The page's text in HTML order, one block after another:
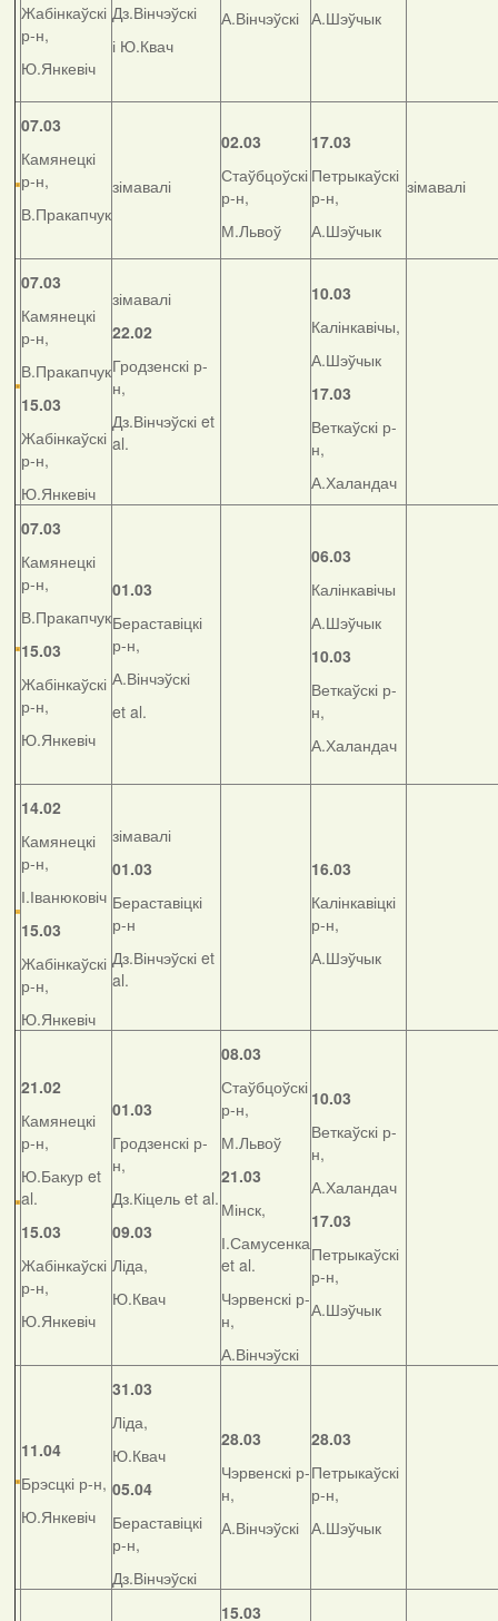
Жабінкаўскі
р-н,
Ю.Янкевіч
Дз.Вінчэўскі
і Ю.Квач
А.Вінчэўскі А.Шэўчык
07.03
Камянецкі
р-н,
В.Пракапчук
зімавалі
02.03
Стаўбцоўскі
р-н,
М.Львоў
17.03
Петрыкаўскі
р-н,
А.Шэўчык
зімавалі
07.03
Камянецкі
р-н,
В.Пракапчук
15.03
Жабінкаўскі
р-н,
Ю.Янкевіч
зімавалі
22.02
Гродзенскі р-
н,
Дз.Вінчэўскі et
al.
10.03
Калінкавічы,
А.Шэўчык
17.03
Веткаўскі р-
н,
А.Халандач
07.03
Камянецкі
р-н,
В.Пракапчук
15.03
Жабінкаўскі
р-н,
Ю.Янкевіч
01.03
Бераставіцкі
р-н,
А.Вінчэўскі
et al.
06.03
Калінкавічы
А.Шэўчык
10.03
Веткаўскі р-
н,
А.Халандач
14.02
Камянецкі
р-н,
І.Іванюковіч
15.03
Жабінкаўскі
р-н,
Ю.Янкевіч
зімавалі
01.03
Бераставіцкі
р-н
Дз.Вінчэўскі et
al.
16.03
Калінкавіцкі
р-н,
А.Шэўчык
21.02
Камянецкі
р-н,
Ю.Бакур et
al.
15.03
Жабінкаўскі
р-н,
Ю.Янкевіч
01.03
Гродзенскі р-
н,
Дз.Кіцель et al.
09.03
Ліда,
Ю.Квач
08.03
Стаўбцоўскі
р-н,
М.Львоў
21.03
Мінск,
І.Самусенка
et al.
Чэрвенскі р-
н,
А.Вінчэўскі
10.03
Веткаўскі р-
н,
А.Халандач
17.03
Петрыкаўскі
р-н,
А.Шэўчык
11.04
Брэсцкі р-н,
Ю.Янкевіч
31.03
Ліда,
Ю.Квач
05.04
Бераставіцкі
р-н,
Дз.Вінчэўскі
28.03
Чэрвенскі р-
н,
А.Вінчэўскі
28.03
Петрыкаўскі
р-н,
А.Шэўчык
15.03